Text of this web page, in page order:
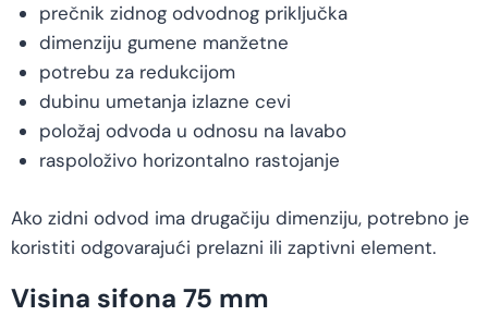
prečnik zidnog odvodnog priključka
dimenziju gumene manžetne
potrebu za redukcijom
dubinu umetanja izlazne cevi
položaj odvoda u odnosu na lavabo
raspoloživo horizontalno rastojanje
Ako zidni odvod ima drugačiju dimenziju, potrebno je
koristiti odgovarajući prelazni ili zaptivni element.
Visina sifona 75 mm